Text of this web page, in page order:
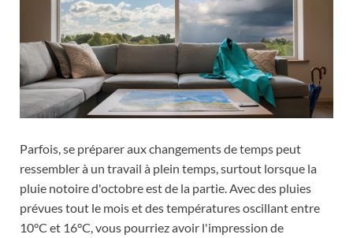
Parfois, se préparer aux changements de temps peut
ressembler à un travail à plein temps, surtout lorsque la
pluie notoire d'octobre est de la partie. Avec des pluies
prévues tout le mois et des températures oscillant entre
10°C et 16°C, vous pourriez avoir l'impression de